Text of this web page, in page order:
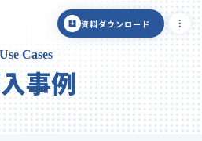
資料ダウンロード
Use Cases
事例